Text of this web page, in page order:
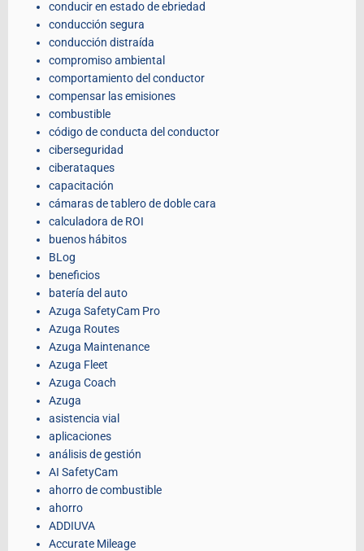
conducir en estado de ebriedad
conducción segura
conducción distraída
compromiso ambiental
comportamiento del conductor
compensar las emisiones
combustible
código de conducta del conductor
ciberseguridad
ciberataques
capacitación
cámaras de tablero de doble cara
calculadora de ROI
buenos hábitos
BLog
beneficios
batería del auto
Azuga SafetyCam Pro
Azuga Routes
Azuga Maintenance
Azuga Fleet
Azuga Coach
Azuga
asistencia vial
aplicaciones
análisis de gestión
AI SafetyCam
ahorro de combustible
ahorro
ADDIUVA
Accurate Mileage